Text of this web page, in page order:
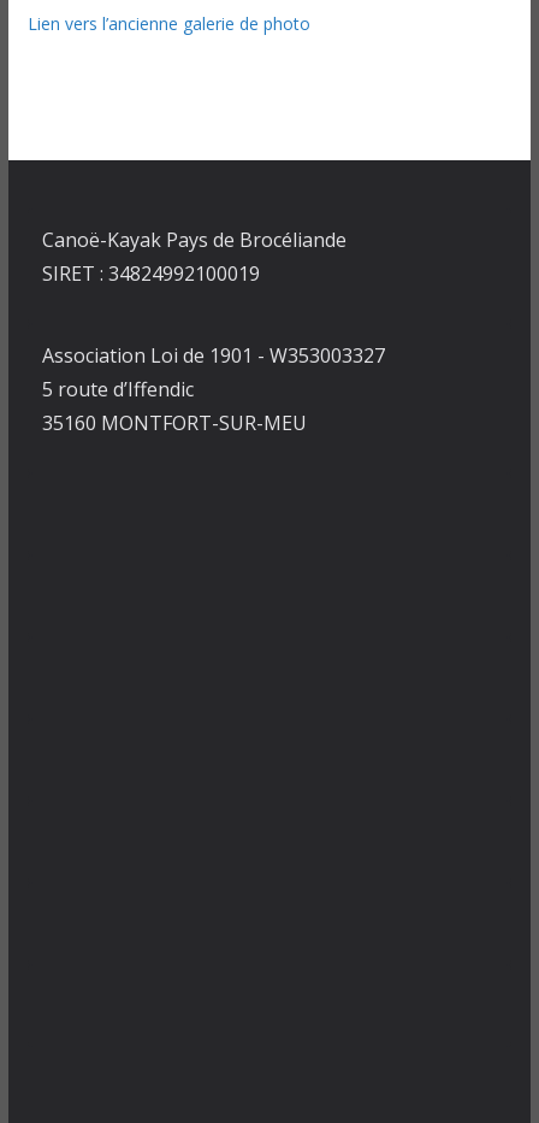
Lien vers l’ancienne galerie de photo
Canoë-Kayak Pays de Brocéliande
SIRET : 34824992100019
Association Loi de 1901 - W353003327
5 route d’Iffendic
35160 MONTFORT-SUR-MEU